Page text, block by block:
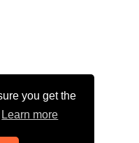
you get the
Learn more